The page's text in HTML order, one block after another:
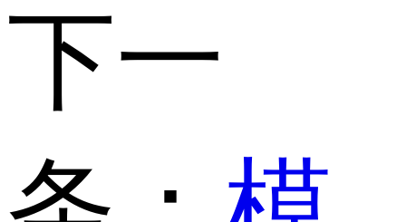
下一